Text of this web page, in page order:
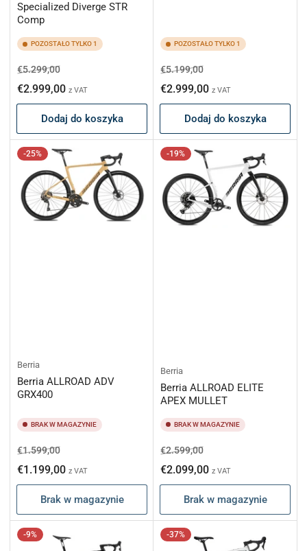
Specialized Diverge STR
Comp
POZOSTAŁO TYLKO 1
Cena
regularna
€5.299,00Cena
promocyjna
€2.999,00 z VAT
Dodaj do koszyka
POZOSTAŁO TYLKO 1
Cena
regularna
€5.199,00Cena
promocyjna
€2.999,00 z VAT
Dodaj do koszyka
-25%
Berria
Berria ALLROAD ADV
GRX400
BRAK W MAGAZYNIE
Cena
regularna
€1.599,00Cena
promocyjna
€1.199,00 z VAT
Brak w magazynie
-19%
Berria
Berria ALLROAD ELITE
APEX MULLET
BRAK W MAGAZYNIE
Cena
regularna
€2.599,00Cena
promocyjna
€2.099,00 z VAT
Brak w magazynie
-9% -37%